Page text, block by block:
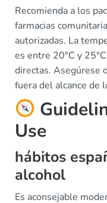
Recomienda a los
farmacias
autorizadas. La
es entre 20°C y
directas. Asegúrese
fuera del alcance de
Use
hábitos
alcohol
Es aconsejable